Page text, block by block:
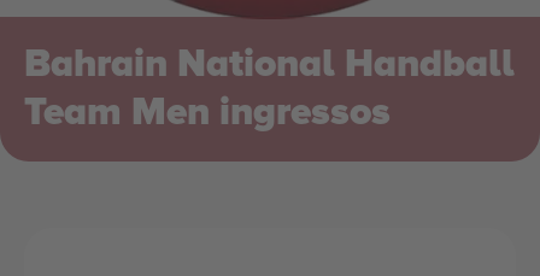
Bahrain National Handball
Team Men ingressos